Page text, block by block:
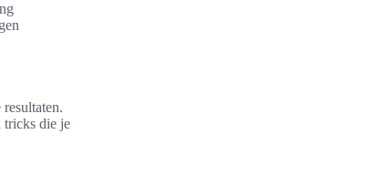
tricks die je